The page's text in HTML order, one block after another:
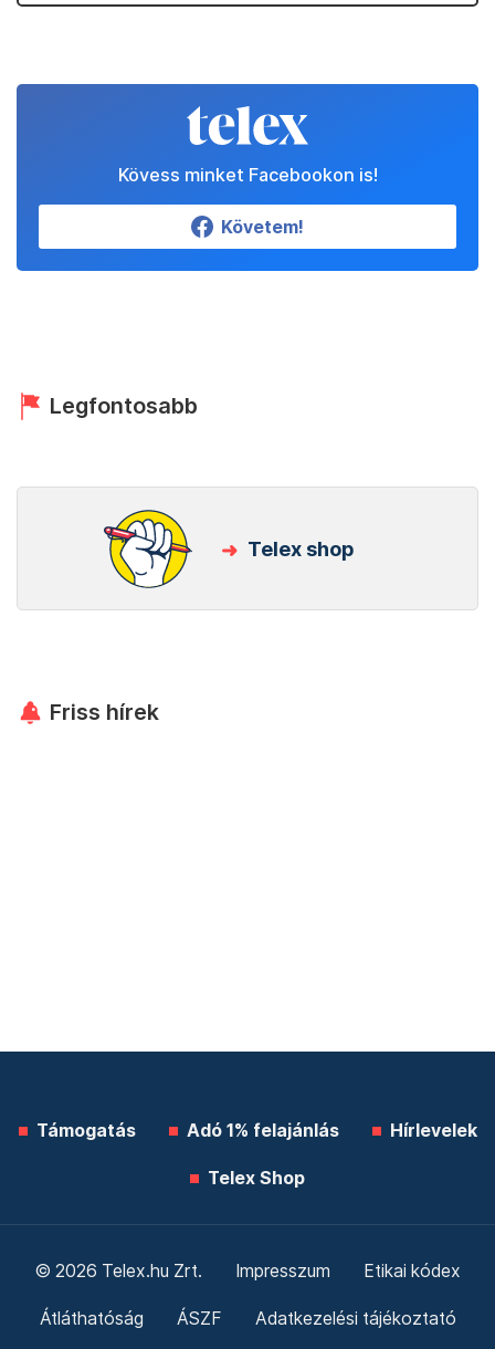
Kövess minket Facebookon is!
Követem!
Legfontosabb
Telex shop
Friss hírek
Támogatás Adó 1% felajánlás Hírlevelek
Telex Shop
© 2026 Telex.hu Zrt. Impresszum Etikai kódex
Átláthatóság ÁSZF Adatkezelési tájékoztató